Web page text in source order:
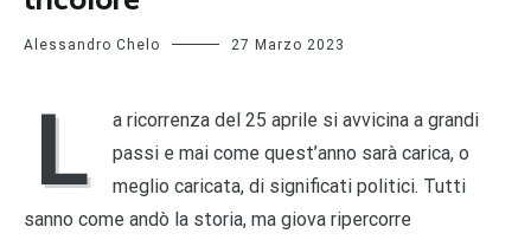
Alessandro Chelo 27 Marzo 2023
L
a ricorrenza del 25 aprile si avvicina a grandi
passi e mai come quest’anno sarà carica, o
meglio caricata, di significati politici. Tutti
sanno come andò la storia, ma giova ripercorre